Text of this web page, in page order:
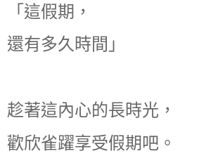
「這假期，
還有多久時間」
趁著這內心的長時光，
歡欣雀躍享受假期吧。